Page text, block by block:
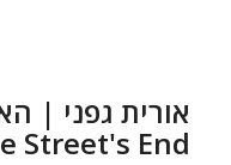
Street's End